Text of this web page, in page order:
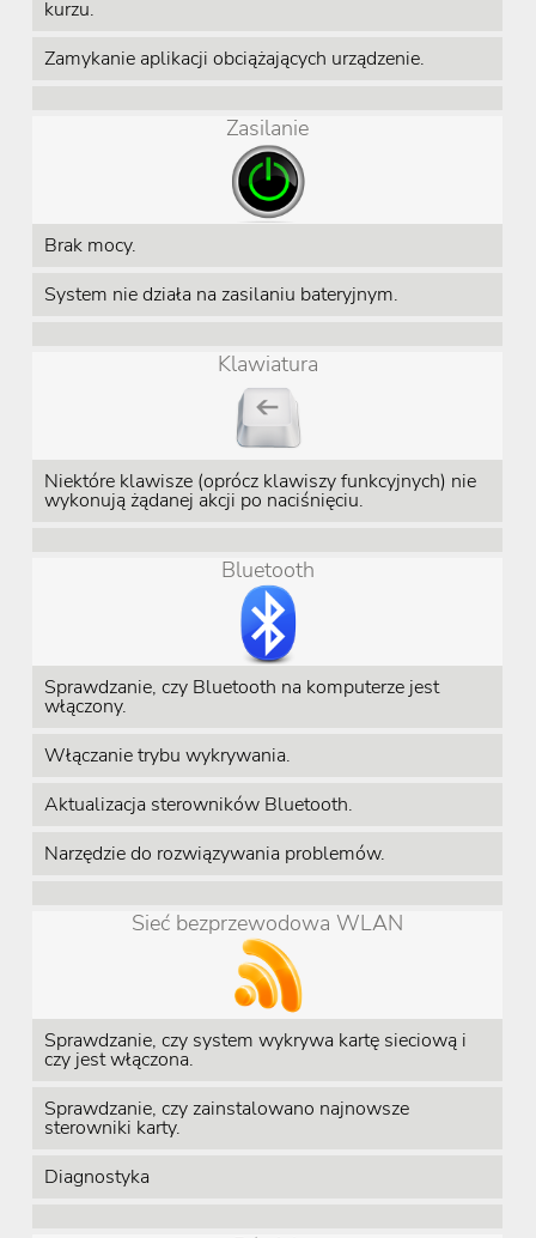
kurzu.
Zamykanie aplikacji obciążających urządzenie.
Zasilanie
Brak mocy.
System nie działa na zasilaniu bateryjnym.
Klawiatura
Niektóre klawisze (oprócz klawiszy funkcyjnych) nie
wykonują żądanej akcji po naciśnięciu.
Bluetooth
Sprawdzanie, czy Bluetooth na komputerze jest
włączony.
Włączanie trybu wykrywania.
Aktualizacja sterowników Bluetooth.
Narzędzie do rozwiązywania problemów.
Sieć bezprzewodowa WLAN
Sprawdzanie, czy system wykrywa kartę sieciową i
czy jest włączona.
Sprawdzanie, czy zainstalowano najnowsze
sterowniki karty.
Diagnostyka